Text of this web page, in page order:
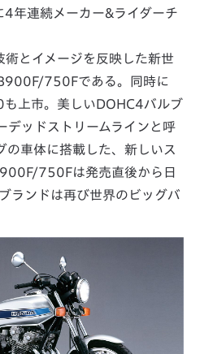
年連続メーカー&ライダーチ
とイメージを反映した新世
750Fである。同時に
上市。美しいDOHC4バルブ
デッドストリームラインと呼
の車体に搭載した、新しいス
750Fは発売直後から日
ランドは再び世界のビッグバ